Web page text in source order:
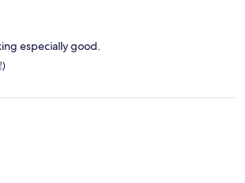
especially good.
)